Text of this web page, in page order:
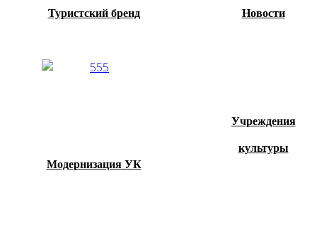
Туристский бренд Новости
Модернизация УК
Учреждения
культуры